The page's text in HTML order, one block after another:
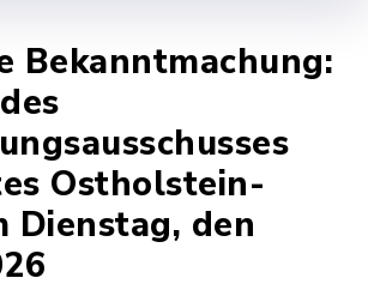
Bekanntmachung:
Ostholstein-
Dienstag, den